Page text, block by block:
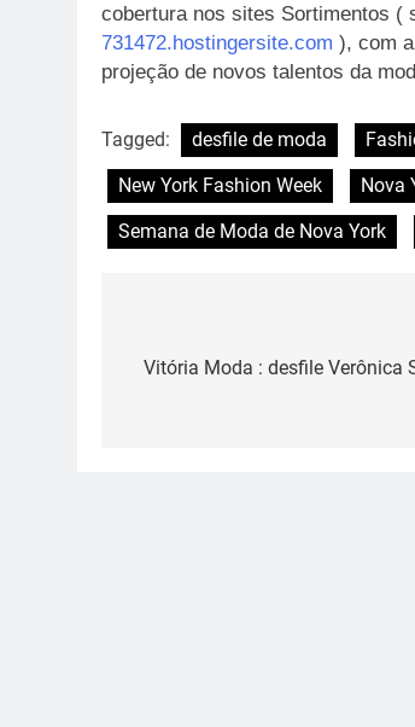
cobertura nos sites Sortimentos (
731472.hostingersite.com ), com
projeção de novos talentos da
Tagged: desfile de moda
New York Fashion Week
Nova
Semana de Moda de Nova York
de
Vitória Moda : desfile Verônica